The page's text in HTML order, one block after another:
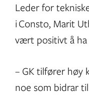
Leder for
i Consto, Marit
vært positivt å ha
– GK tilfører høy
noe som bidrar